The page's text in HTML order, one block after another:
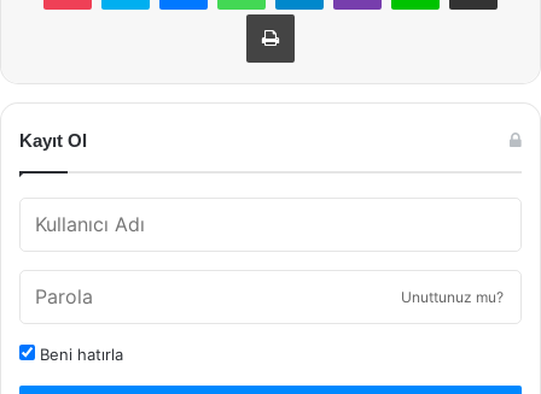
Yazdır
Kayıt Ol
Unuttunuz mu?
Beni hatırla